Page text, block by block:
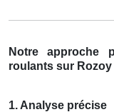
Notre approche
roulants sur Rozoy
1. Analyse précise